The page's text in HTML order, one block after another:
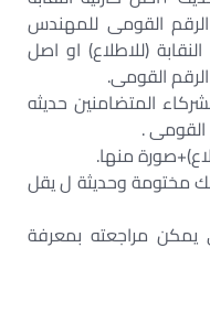
القومى للمهندس
(للاطلاع) او اصل
القومى.
المتضامنين حديثه
القومى .
منها.
مختومة وحديثة ل يقل
يمكن مراجعته بمعرفة